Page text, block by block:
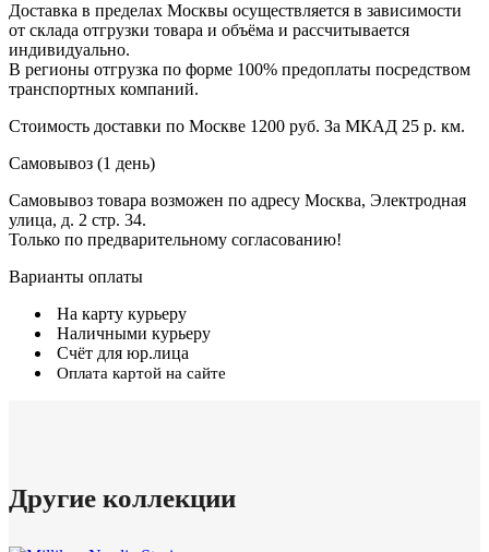
Доставка в пределах Москвы осуществляется в зависимости
от склада отгрузки товара и объёма и рассчитывается
индивидуально.
В регионы отгрузка по форме 100% предоплаты посредством
транспортных компаний.
Стоимость доставки по Москве 1200 руб. За МКАД 25 р. км.
Самовывоз (1 день)
Самовывоз товара возможен по адресу Москва, Электродная
улица, д. 2 стр. 34.
Только по предварительному согласованию!
Варианты оплаты
На карту курьеру
Наличными курьеру
Счёт для юр.лица
Оплата картой на сайте
Другие коллекции